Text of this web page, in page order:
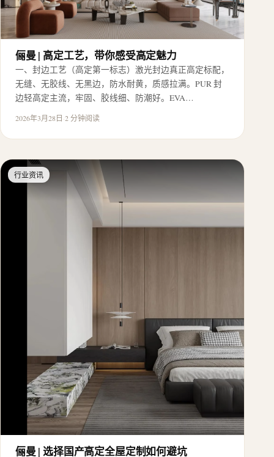
俪曼 | 高定工艺，带你感受高定魅力
一、封边工艺（高定第一标志）激光封边真正高定标配，
无缝、无胶线、无黑边，防水耐黄，质感拉满。PUR 封
边轻高定主流，牢固、胶线细、防潮好。EVA…
2026年3月28日·2 分钟阅读
行业资讯
俪曼 | 选择国产高定全屋定制如何避坑